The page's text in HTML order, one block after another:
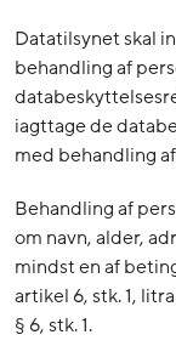
Datatilsynet skal
behandling af
iagttage de
med behandling
Behandling af
om navn, alder,
mindst en af
artikel 6, stk. 1,
§ 6, stk. 1.